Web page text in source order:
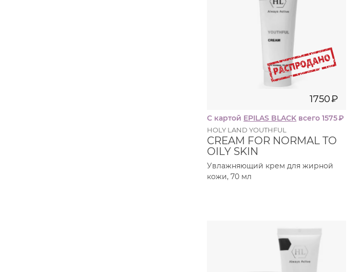
1750₽
С картой EPILAS BLACK всего 1575₽
HOLY LAND YOUTHFUL
CREAM FOR NORMAL TO
OILY SKIN
Увлажняющий крем для жирной
кожи, 70 мл
2210